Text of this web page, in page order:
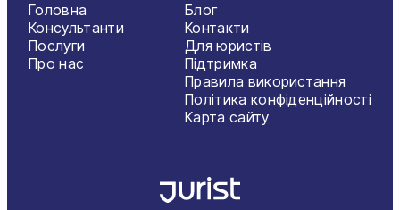
Головна
Консультанти
Послуги
Про нас
Блог
Контакти
Для юристів
Підтримка
Правила використання
Політика конфіденційності
Карта сайту